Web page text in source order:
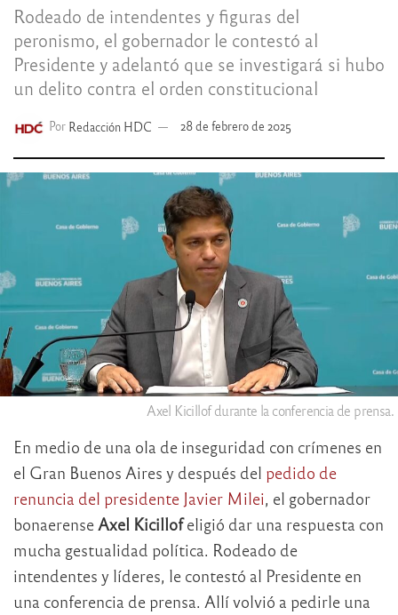
Rodeado de intendentes y figuras del
peronismo, el gobernador le contestó al
Presidente y adelantó que se investigará si hubo
un delito contra el orden constitucional
Por Redacción HDC 28 de febrero de 2025
Axel Kicillof durante la conferencia de prensa.
En medio de una ola de inseguridad con crímenes en
el Gran Buenos Aires y después del pedido de
renuncia del presidente Javier Milei, el gobernador
bonaerense Axel Kicillofeligió dar una respuesta con
mucha gestualidad política. Rodeado de
intendentes y líderes, le contestó al Presidente en
una conferencia de prensa. Allí volvió a pedirle una